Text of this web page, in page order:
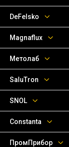
DeFelsko
Magnaflux
Метолаб
SaluTron
SNOL
Сonstanta
ПромПрибор